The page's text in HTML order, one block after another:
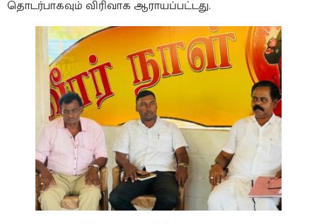
தொடர்பாகவும் விரிவாக ஆராயப்பட்டது.